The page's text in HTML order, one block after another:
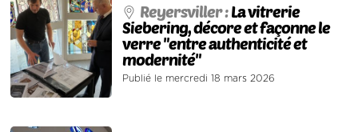
Reyersviller :La vitrerie
Siebering, décore et façonne le
verre "entre authenticité et
modernité"
Publié le mercredi 18 mars 2026